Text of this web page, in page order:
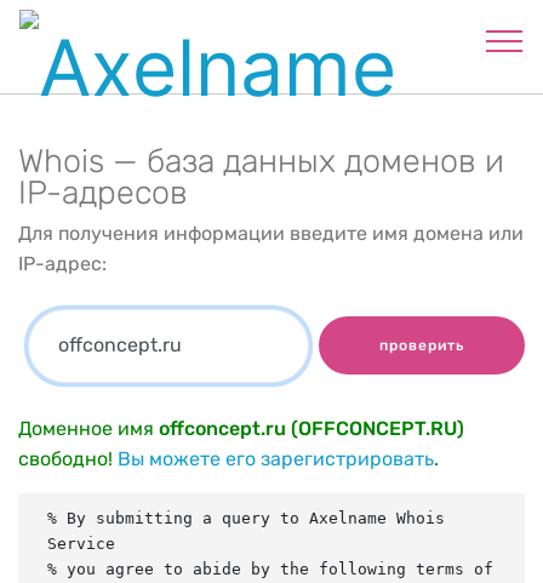
Whois — база данных доменов и
IP-адресов
Для получения информации введите имя домена или
IP-адрес:
проверить
Доменное имя offconcept.ru (OFFCONCEPT.RU)
свободно! Вы можете его зарегистрировать.
% By submitting a query to Axelname Whois
Service
% you agree to abide by the following terms of